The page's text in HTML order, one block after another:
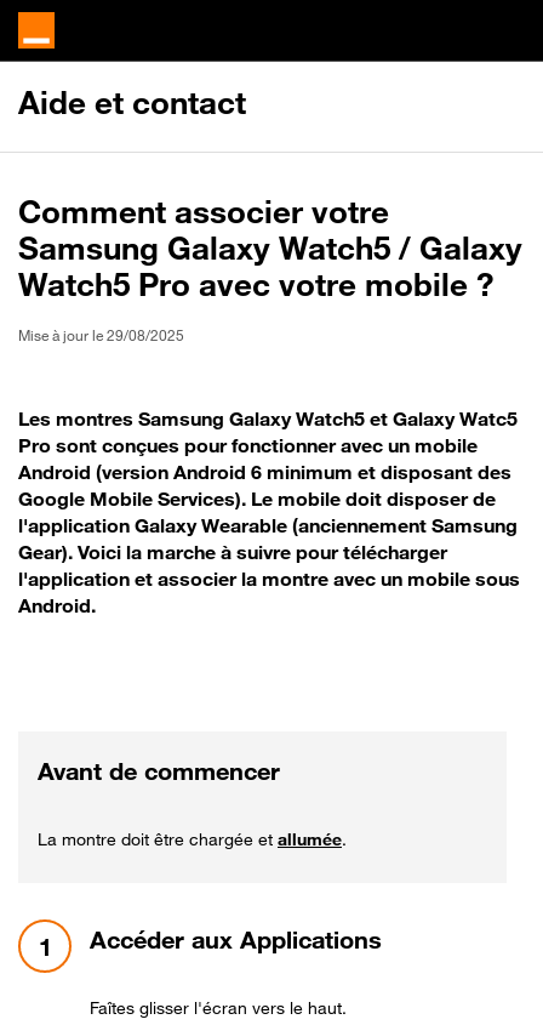
Aide et contact
Comment associer votre
Samsung Galaxy Watch5 / Galaxy
Watch5 Pro avec votre mobile ?
Mise à jour le 29/08/2025
Les montres Samsung Galaxy Watch5 et Galaxy Watc5
Pro sont conçues pour fonctionner avec un mobile
Android (version Android 6 minimum et disposant des
Google Mobile Services). Le mobile doit disposer de
l'application Galaxy Wearable (anciennement Samsung
Gear). Voici la marche à suivre pour télécharger
l'application et associer la montre avec un mobile sous
Android.
Avant de commencer
La montre doit être chargée et allumée.
1 étape 1:
Accéder aux Applications
Faîtes glisser l'écran vers le haut.